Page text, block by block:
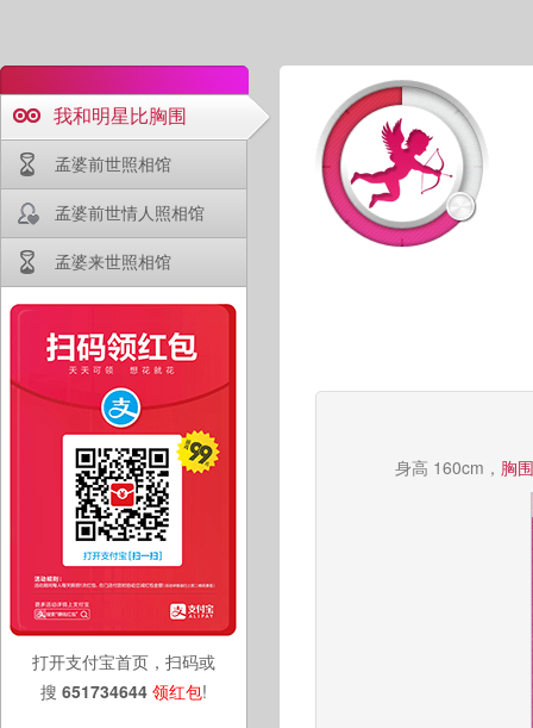
我和明星比胸围
孟婆前世照相馆
孟婆前世情人照相馆
孟婆来世照相馆
打开支付宝首页，扫码或
搜 651734644 领红包!
身高 160cm， 胸